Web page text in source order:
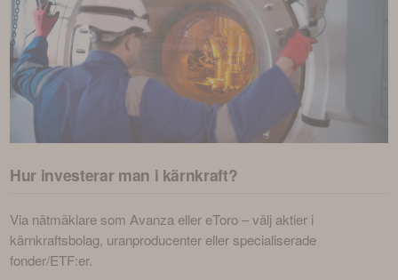
Hur investerar man i kärnkraft?
Via nätmäklare som Avanza eller eToro – välj aktier i
kärnkraftsbolag, uranproducenter eller specialiserade
fonder/ETF:er.